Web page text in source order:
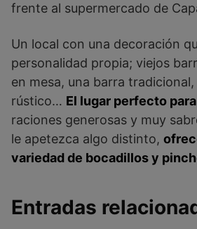
frente al supermercado de
Un local con una decoración
personalidad propia; viejos
en mesa, una barra
rústico… El lugar perfecto
raciones generosas y muy
le apetezca algo distinto,
variedad de bocadillos y
Entradas